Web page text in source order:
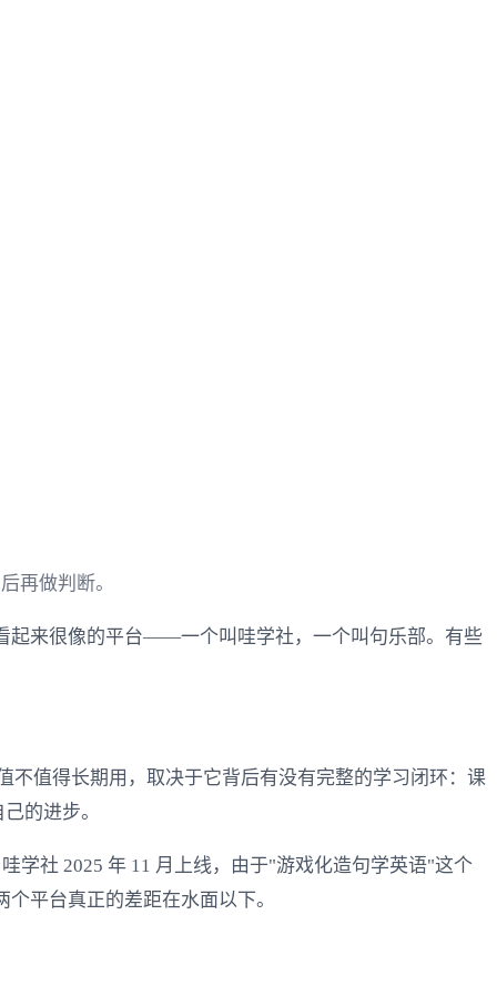
再做判断。
起来很像的平台——一个叫哇学社，一个叫句乐部。有些
值得长期用，取决于它背后有没有完整的学习闭环：课
的进步。
学社 2025 年 11 月上线，由于"游戏化造句学英语"这个
平台真正的差距在水面以下。